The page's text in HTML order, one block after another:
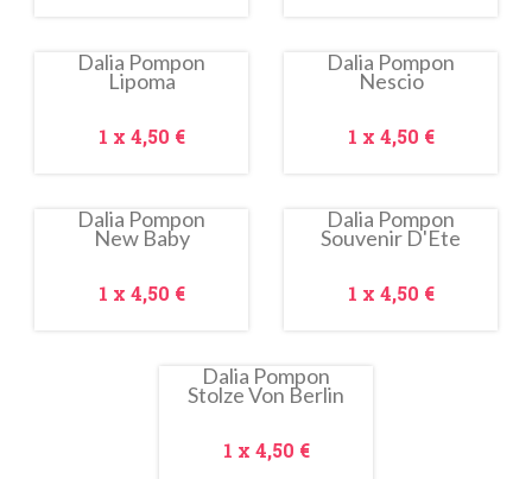
Dalia Pompon
Lipoma
Prezzo
1 x 4,50 €
Dalia Pompon
Nescio
Prezzo
1 x 4,50 €
Dalia Pompon
New Baby
Prezzo
1 x 4,50 €
Dalia Pompon
Souvenir D'Ete
Prezzo
1 x 4,50 €
Dalia Pompon
Stolze Von Berlin
Prezzo
1 x 4,50 €